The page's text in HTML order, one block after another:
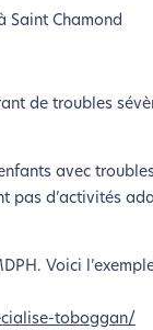
Saint Chamond
de troubles
avec
pas d’activités
Voici
toboggan/